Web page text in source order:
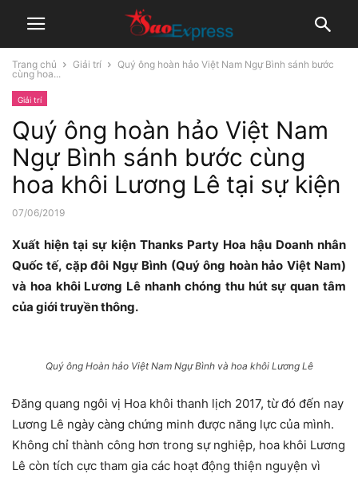
Trang chủ Giải trí
Quý ông hoàn hảo Việt Nam Ngự Bình sánh bước
cùng hoa...
Giải trí
Quý ông hoàn hảo Việt Nam
Ngự Bình sánh bước cùng
hoa khôi Lương Lê tại sự kiện
07/06/2019
Xuất hiện tại sự kiện Thanks Party Hoa hậu Doanh nhân
Quốc tế, cặp đôi Ngự Bình (Quý ông hoàn hảo Việt Nam)
và hoa khôi Lương Lê nhanh chóng thu hút sự quan tâm
của giới truyền thông.
Quý ông Hoàn hảo Việt Nam Ngự Bình và hoa khôi Lương Lê
Đăng quang ngôi vị Hoa khôi thanh lịch 2017, từ đó đến nay
Lương Lê ngày càng chứng minh được năng lực của mình.
Không chỉ thành công hơn trong sự nghiệp, hoa khôi Lương
Lê còn tích cực tham gia các hoạt động thiện nguyện vì